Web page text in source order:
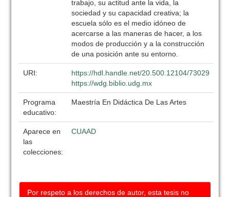
trabajo, su actitud ante la vida, la
sociedad y su capacidad creativa; la
escuela sólo es el medio idóneo de
acercarse a las maneras de hacer, a los
modos de producción y a la construcción
de una posición ante su entorno.
URI:
https://hdl.handle.net/20.500.12104/73029
https://wdg.biblio.udg.mx
Programa
educativo:
Maestría En Didáctica De Las Artes
Aparece en
las
colecciones:
CUAAD
Por respeto a los derechos de autor, esta tesis no